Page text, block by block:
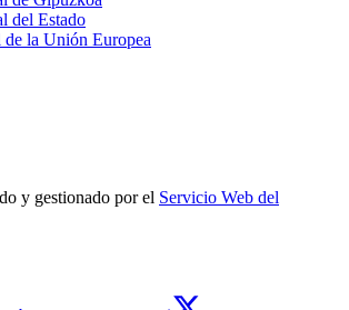
del Estado
la Unión Europea
y gestionado por el Servicio Web del